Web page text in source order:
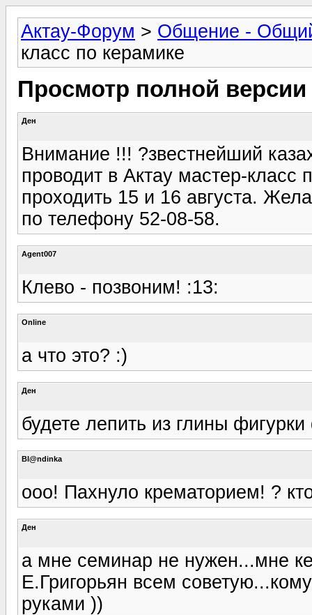
Актау-Форум > Общение -
класс по керамике
Просмотр полной
Ден
Внимание !!! ?звестнейший
проводит в Актау мастер-класс
проходить 15 и 16 августа.
по телефону 52-08-58.
Agent007
Клево - позвоним! :13:
Online
а что это? :)
Ден
будете лепить из глины
Bl@ndinka
ооо! Пахнуло крематорием! ?
Ден
а мне семинар не нужен...мне
Е.Григорьян всем
руками ))